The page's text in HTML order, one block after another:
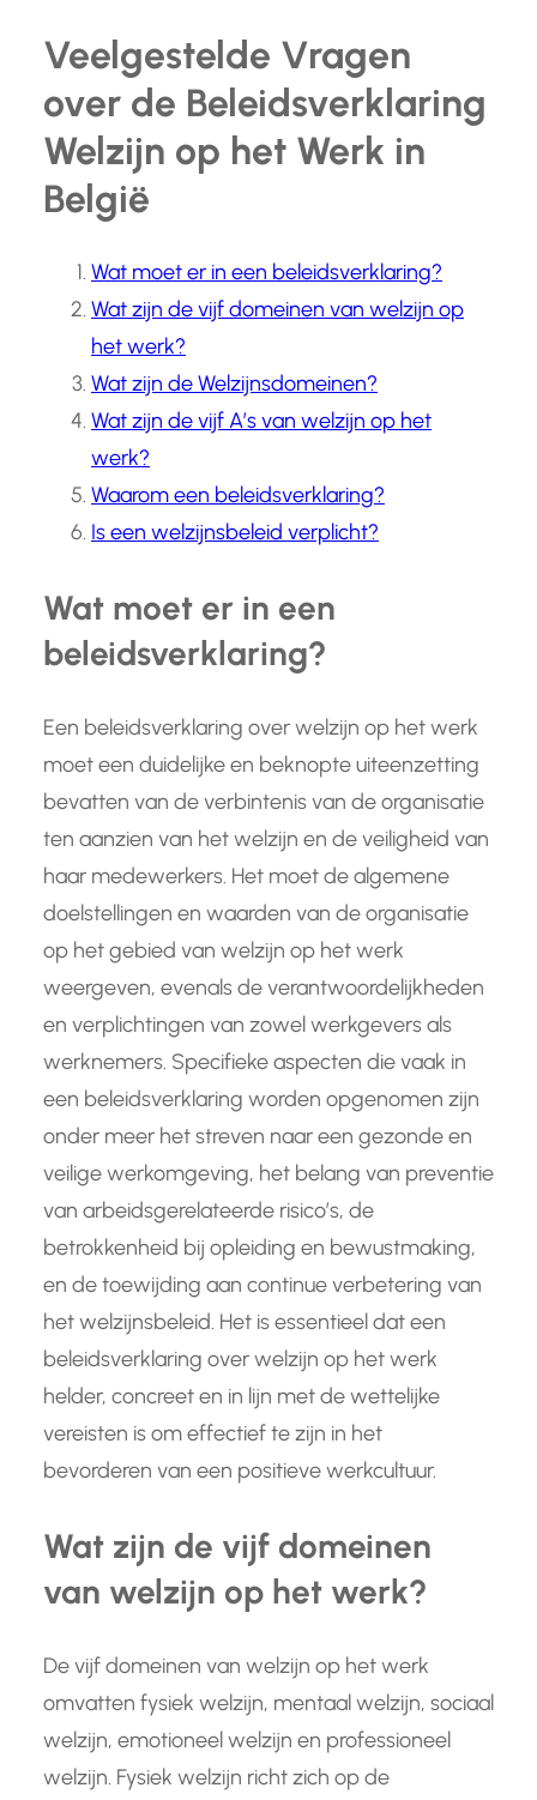
Veelgestelde Vragen
over de Beleidsverklaring
Welzijn op het Werk in
België
Wat moet er in een beleidsverklaring?
Wat zijn de vijf domeinen van welzijn op
het werk?
Wat zijn de Welzijnsdomeinen?
Wat zijn de vijf A’s van welzijn op het
werk?
Waarom een beleidsverklaring?
Is een welzijnsbeleid verplicht?
Wat moet er in een
beleidsverklaring?
Een beleidsverklaring over welzijn op het werk
moet een duidelijke en beknopte uiteenzetting
bevatten van de verbintenis van de organisatie
ten aanzien van het welzijn en de veiligheid van
haar medewerkers. Het moet de algemene
doelstellingen en waarden van de organisatie
op het gebied van welzijn op het werk
weergeven, evenals de verantwoordelijkheden
en verplichtingen van zowel werkgevers als
werknemers. Specifieke aspecten die vaak in
een beleidsverklaring worden opgenomen zijn
onder meer het streven naar een gezonde en
veilige werkomgeving, het belang van preventie
van arbeidsgerelateerde risico’s, de
betrokkenheid bij opleiding en bewustmaking,
en de toewijding aan continue verbetering van
het welzijnsbeleid. Het is essentieel dat een
beleidsverklaring over welzijn op het werk
helder, concreet en in lijn met de wettelijke
vereisten is om effectief te zijn in het
bevorderen van een positieve werkcultuur.
Wat zijn de vijf domeinen
van welzijn op het werk?
De vijf domeinen van welzijn op het werk
omvatten fysiek welzijn, mentaal welzijn, sociaal
welzijn, emotioneel welzijn en professioneel
welzijn. Fysiek welzijn richt zich op de